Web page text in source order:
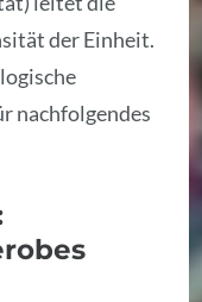
der Einheit.
nachfolgendes